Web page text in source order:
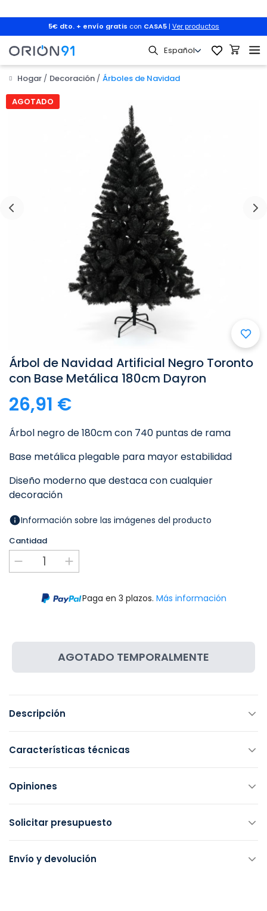
5€ dto. + envío gratis con CASA5| Ver productos
Hogar Decoración Árboles de Navidad
AGOTADO

Árbol de Navidad Artificial Negro Toronto
con Base Metálica 180cm Dayron
26,91 €
Árbol negro de 180cm con 740 puntas de rama
Base metálica plegable para mayor estabilidad
Diseño moderno que destaca con cualquier
decoración
Información sobre las imágenes del producto
Cantidad
Paga en 3 plazos. Más información
AGOTADO TEMPORALMENTE
Descripción
Características técnicas
Opiniones
Solicitar presupuesto
Envío y devolución